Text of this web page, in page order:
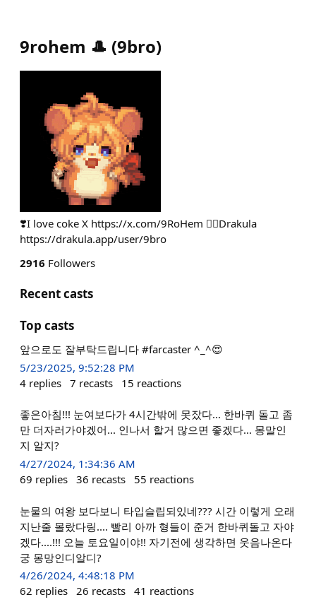
9rohem 🎩 (9bro)
❣️I love coke X https://x.com/9RoHem 🧛‍♂️Drakula
https://drakula.app/user/9bro
2916 Followers
Recent casts
Top casts
앞으로도 잘부탁드립니다 #farcaster ^_^😍
5/23/2025, 9:52:28 PM
4 replies 7 recasts 15 reactions
좋은아침!!! 눈여보다가 4시간밖에 못잤다... 한바퀴 돌고 좀
만 더자러가야겠어... 인나서 할거 많으면 좋겠다... 몽말인
지 알지?
4/27/2024, 1:34:36 AM
69 replies 36 recasts 55 reactions
눈물의 여왕 보다보니 타입슬립되있네??? 시간 이렇게 오래
지난줄 몰랐다링.... 빨리 아까 형들이 준거 한바퀴돌고 자야
겠다....!!! 오늘 토요일이야!! 자기전에 생각하면 웃음나온다
궁 몽망인디알디?
4/26/2024, 4:48:18 PM
62 replies 26 recasts 41 reactions